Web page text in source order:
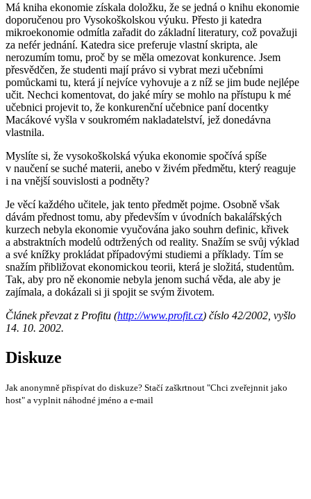
Má kniha ekonomie získala doložku, že se jedná o knihu ekonomie
doporučenou pro Vysokoškolskou výuku. Přesto ji katedra
mikroekonomie odmítla zařadit do základní literatury, což považuji
za nefér jednání. Katedra sice preferuje vlastní skripta, ale
nerozumím tomu, proč by se měla omezovat konkurence. Jsem
přesvědčen, že studenti mají právo si vybrat mezi učebními
pomůckami tu, která jí nejvíce vyhovuje a z níž se jim bude nejlépe
učit. Nechci komentovat, do jaké míry se mohlo na přístupu k mé
učebnici projevit to, že konkurenční učebnice paní docentky
Macákové vyšla v soukromém nakladatelství, jež donedávna
vlastnila.
Myslíte si, že vysokoškolská výuka ekonomie spočívá spíše
v naučení se suché materii, anebo v živém předmětu, který reaguje
i na vnější souvislosti a podněty?
Je věcí každého učitele, jak tento předmět pojme. Osobně však
dávám přednost tomu, aby především v úvodních bakalářských
kurzech nebyla ekonomie vyučována jako souhrn definic, křivek
a abstraktních modelů odtržených od reality. Snažím se svůj výklad
a své knížky prokládat případovými studiemi a příklady. Tím se
snažím přibližovat ekonomickou teorii, která je složitá, studentům.
Tak, aby pro ně ekonomie nebyla jenom suchá věda, ale aby je
zajímala, a dokázali si ji spojit se svým životem.
Článek převzat z Profitu (http://www.profit.cz) číslo 42/2002, vyšlo
14. 10. 2002.
Diskuze
Jak anonymně přispívat do diskuze? Stačí zaškrtnout "Chci zveřejnnit jako
host" a vyplnit náhodné jméno a e-mail